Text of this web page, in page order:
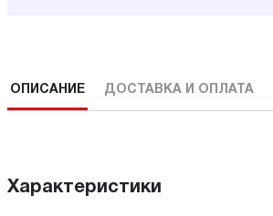
ОПИСАНИЕ ДОСТАВКА И ОПЛАТА
Характеристики